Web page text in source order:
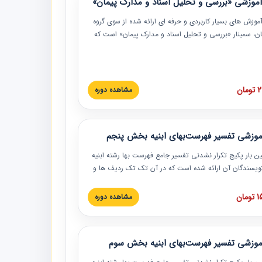
های بسیار کاربردی و حرفه‏ ای ارائه شده از سوی گروه
سمینار «بررسی و تحلیل اسناد و مدارک پیمان» است که
این خصوص ارائه شده است.
مشاهده دوره
تفسیر فهرست‌بهای ابنیه بخش پنجم
بار پکیج تکرار نشدنی تفسیر جامع فهرست بها رشته ابنیه
نویسندگان آن ارائه شده است که در آن تک تک ردیف ها و
و به همراه تصاویر عملیات اجرایی مرتبط با ردیف های
بها ارائه شده است. این دوره با کلام مهندس
مدیر پروژه مهندسی مشاور در امر بازنگری فهرست
حال فعالیت هستند حتما توصیه می کنیم از مطالب این
نمایند.
مشاهده دوره
تفسیر فهرست‌بهای ابنیه بخش سوم